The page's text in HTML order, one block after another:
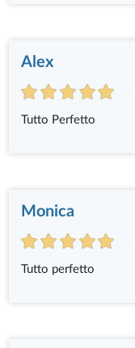
Alex
Tutto Perfetto
Monica
Tutto perfetto